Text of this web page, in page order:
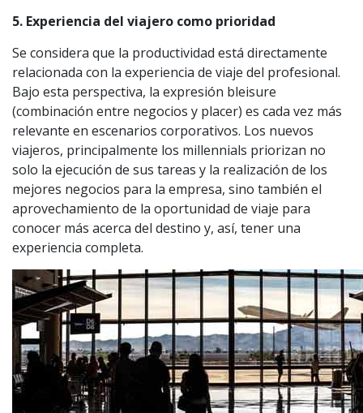
5. Experiencia del viajero como prioridad
Se considera que la productividad está directamente
relacionada con la experiencia de viaje del profesional.
Bajo esta perspectiva, la expresión bleisure
(combinación entre negocios y placer) es cada vez más
relevante en escenarios corporativos. Los nuevos
viajeros, principalmente los millennials priorizan no
solo la ejecución de sus tareas y la realización de los
mejores negocios para la empresa, sino también el
aprovechamiento de la oportunidad de viaje para
conocer más acerca del destino y, así, tener una
experiencia completa.